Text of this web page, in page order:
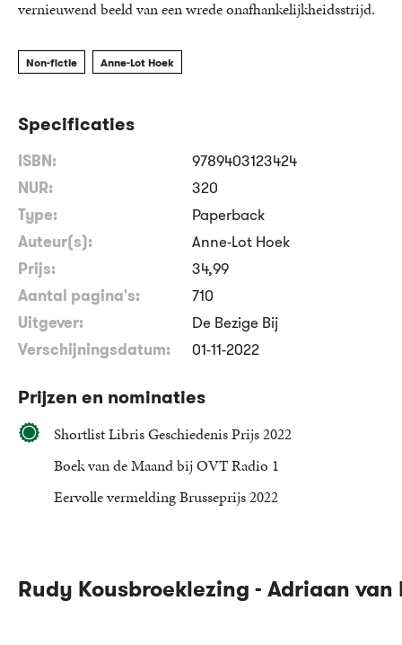
vernieuwend beeld van een wrede onafhankelijkheidsstrijd.
Non-fictie Anne-Lot Hoek
Specificaties
ISBN:
9789403123424
NUR:
320
Type:
Paperback
Auteur(s):
Anne-Lot Hoek
Prijs:
34,99
Aantal pagina's:
710
Uitgever:
De Bezige Bij
Verschijningsdatum:
01-11-2022
Prijzen en nominaties
Shortlist Libris Geschiedenis Prijs 2022
Boek van de Maand bij OVT Radio 1
Eervolle vermelding Brusseprijs 2022
Rudy Kousbroeklezing - Adriaan van